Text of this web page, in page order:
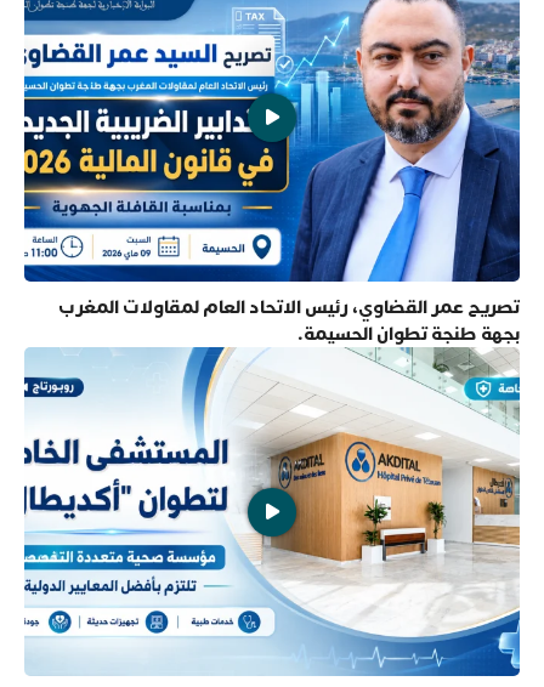
تصريح عمر القضاوي، رئيس الاتحاد العام لمقاولات المغرب
بجهة طنجة تطوان الحسيمة.